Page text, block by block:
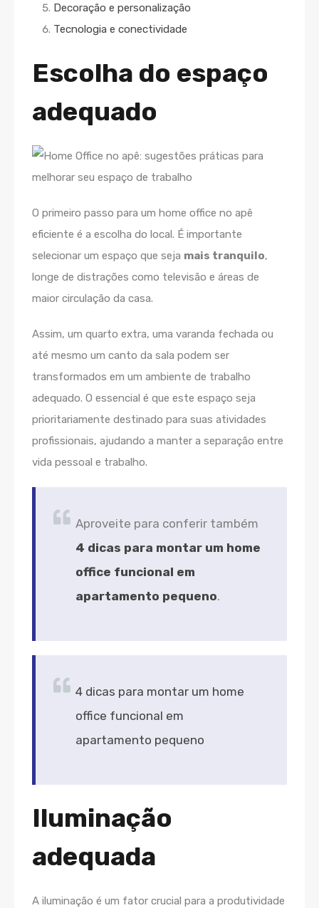
Decoração e personalização
Tecnologia e conectividade
Escolha do espaço
adequado
O primeiro passo para um home office no apê
eficiente é a escolha do local. É importante
selecionar um espaço que seja mais tranquilo,
longe de distrações como televisão e áreas de
maior circulação da casa.
Assim, um quarto extra, uma varanda fechada ou
até mesmo um canto da sala podem ser
transformados em um ambiente de trabalho
adequado. O essencial é que este espaço seja
prioritariamente destinado para suas atividades
profissionais, ajudando a manter a separação entre
vida pessoal e trabalho.
Aproveite para conferir também
4 dicas para montar um home
office funcional em
apartamento pequeno.
4 dicas para montar um home
office funcional em
apartamento pequeno
Iluminação
adequada
A iluminação é um fator crucial para a produtividade